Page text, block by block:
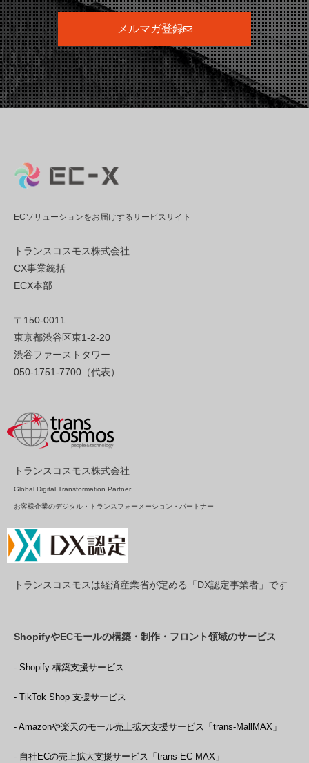
メルマガ登録
ECソリューションをお届けするサービスサイト
トランスコスモス株式会社
CX事業統括
ECX本部
〒150-0011
東京都渋谷区東1-2-20
渋谷ファーストタワー
050-1751-7700（代表）
トランスコスモス株式会社
Global Digital Transformation Partner.
お客様企業のデジタル・トランスフォーメーション・パートナー
トランスコスモスは経済産業省が定める「DX認定事業者」です
ShopifyやECモールの構築・制作・フロント領域のサービス
- Shopify 構築支援サービス
- TikTok Shop 支援サービス
- Amazonや楽天のモール売上拡大支援サービス「trans-MallMAX」
- 自社ECの売上拡大支援サービス「trans-EC MAX」